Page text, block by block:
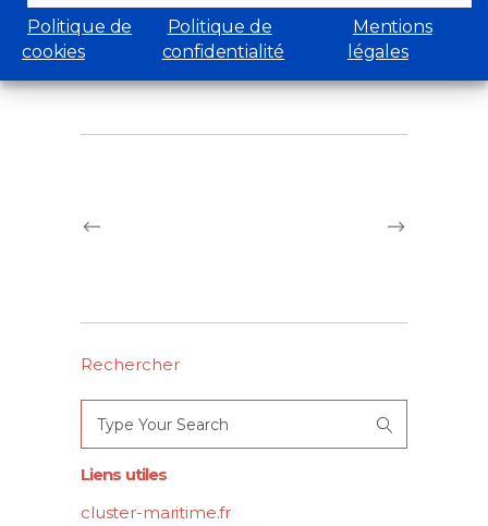
Politique de
cookies
Politique de
confidentialité
Mentions
légales
Jennifer.lcc@orange.fr
Expositions Collectives
Rechercher
for:
Liens utiles
cluster-maritime.fr